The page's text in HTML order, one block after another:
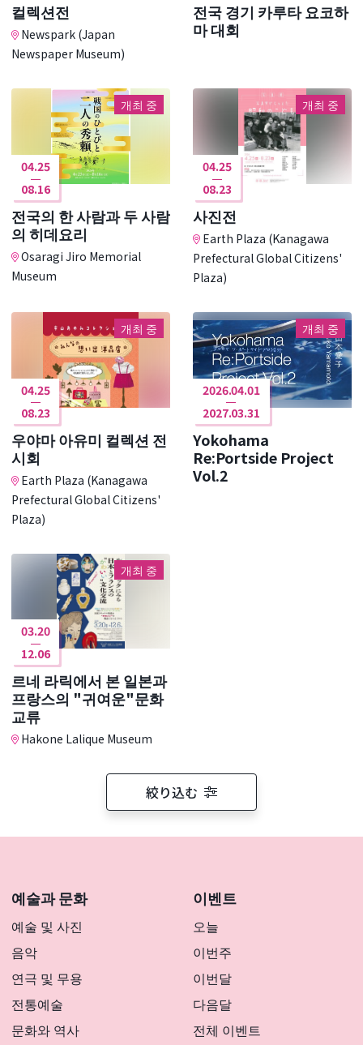
컬렉션전
Newspark (Japan
Newspaper Museum)
전국 경기 카루타 요코하
마 대회
개최 중
04.25
08.16
전국의 한 사람과 두 사람
의 히데요리
Osaragi Jiro Memorial
Museum
개최 중
04.25
08.23
사진전
Earth Plaza (Kanagawa
Prefectural Global Citizens'
Plaza)
개최 중
04.25
08.23
우야마 아유미 컬렉션 전
시회
Earth Plaza (Kanagawa
Prefectural Global Citizens'
Plaza)
개최 중
2026.04.01
2027.03.31
Yokohama
Re:Portside Project
Vol.2
개최 중
03.20
12.06
르네 라릭에서 본 일본과
프랑스의 "귀여운"문화
교류
Hakone Lalique Museum
絞り込む
예술과 문화
예술 및 사진
음악
연극 및 무용
전통예술
문화와 역사
이벤트
오늘
이번주
이번달
다음달
전체 이벤트